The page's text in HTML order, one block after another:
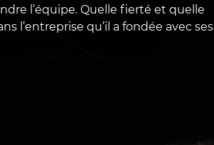
l’équipe. Quelle fierté et quelle
l’entreprise qu’il a fondée avec ses